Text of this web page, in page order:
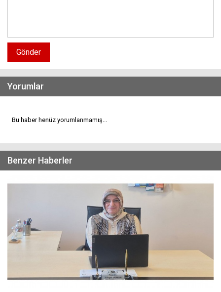
Gönder
Yorumlar
Bu haber henüz yorumlanmamış...
Benzer Haberler